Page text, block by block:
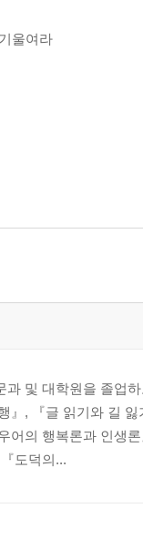
울여라
기
eigenen Weg)!
과 및 대학원을 졸업
』, 『글 읽기와 길
어의 행복론과 인생
도덕의...